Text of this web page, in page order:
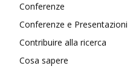
Conferenze
Conferenze e Presentazioni
Contribuire alla ricerca
Cosa sapere